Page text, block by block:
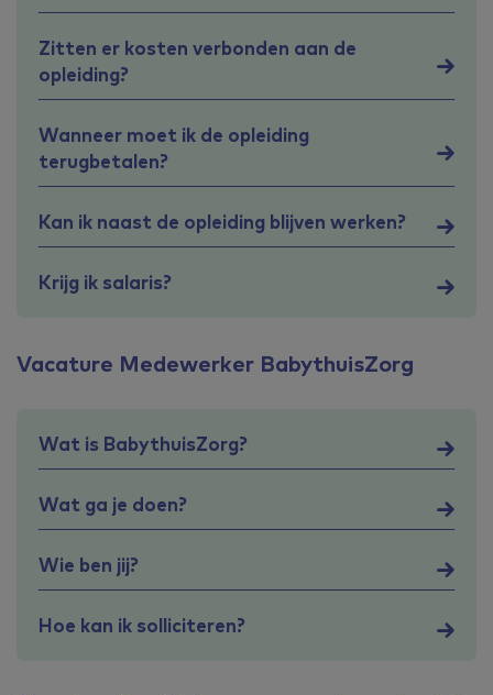
Zitten er kosten verbonden aan de
opleiding?
Wanneer moet ik de opleiding
terugbetalen?
Kan ik naast de opleiding blijven werken?
Krijg ik salaris?
Vacature Medewerker BabythuisZorg
Wat is BabythuisZorg?
Wat ga je doen?
Wie ben jij?
Hoe kan ik solliciteren?